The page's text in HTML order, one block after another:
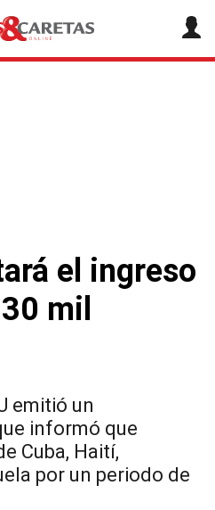
el ingreso
mil
emitió un
informó que
Cuba, Haití,
por un periodo de